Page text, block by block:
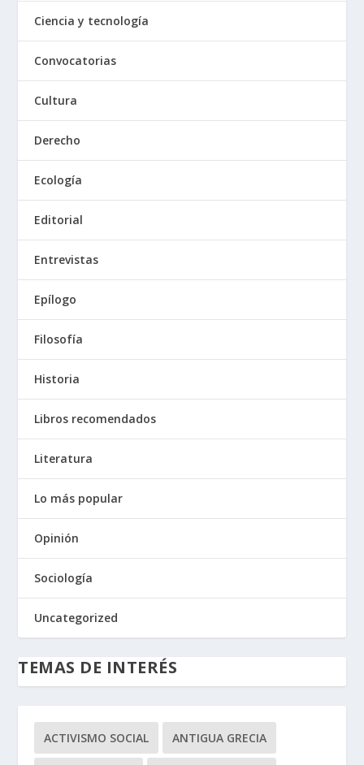
Ciencia y tecnología
Convocatorias
Cultura
Derecho
Ecología
Editorial
Entrevistas
Epílogo
Filosofía
Historia
Libros recomendados
Literatura
Lo más popular
Opinión
Sociología
Uncategorized
TEMAS DE INTERÉS
ACTIVISMO SOCIAL ANTIGUA GRECIA